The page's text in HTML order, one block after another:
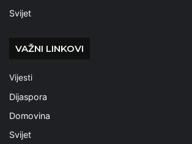
Svijet
VAŽNI LINKOVI
Vijesti
Dijaspora
Domovina
Svijet